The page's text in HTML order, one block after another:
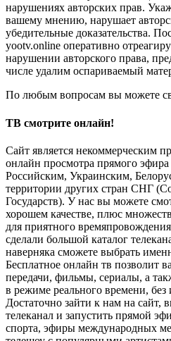
нарушениях авторских прав.
вашему мнению, нарушает
убедительные доказательства.
yootv.online оперативно
нарушении авторского права,
числе удалим оспариваемый
По любым вопросам вы можете
ТВ смотрите онлайн!
Сайт является некоммерческим
онлайн просмотра прямого
Российским, Украинским,
территории других стран СНГ
Государств). У нас вы можете
хорошем качестве, плюс
для приятного
сделали большой каталог
наверняка сможете выбрать
Бесплатное онлайн тв позволит
передачи, фильмы, сериалы, а
в режиме реального времени, без
Достаточно зайти к нам на сайт,
телеканал и запустить прямой
спорта, эфиры международных